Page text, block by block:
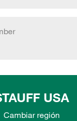
USA
Cambiar región